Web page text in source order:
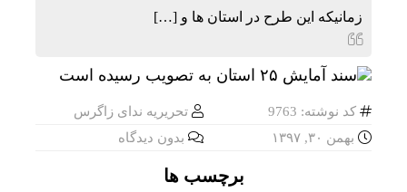
عملیات نصر ۲ چه تاثیری در معادلات جنگ داشت؟ *سعدالله زارعی
تنگی انگشتر و کفش در گرما؛ واکنش
زمانیکه این طرح در استان ها و […]
کد نوشته: 9763
تحریریه ندای زاگرس
بهمن ۳۰, ۱۳۹۷
بدون دیدگاه
برچسب ها